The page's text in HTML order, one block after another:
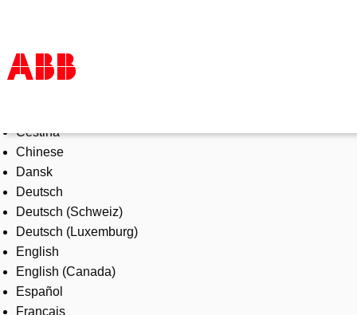
Products & Solutions
Industries
Services
About us
Where to buy
Contact us
Careers
Čeština
Chinese
Dansk
Deutsch
Deutsch (Schweiz)
Deutsch (Luxemburg)
English
English (Canada)
Español
Français